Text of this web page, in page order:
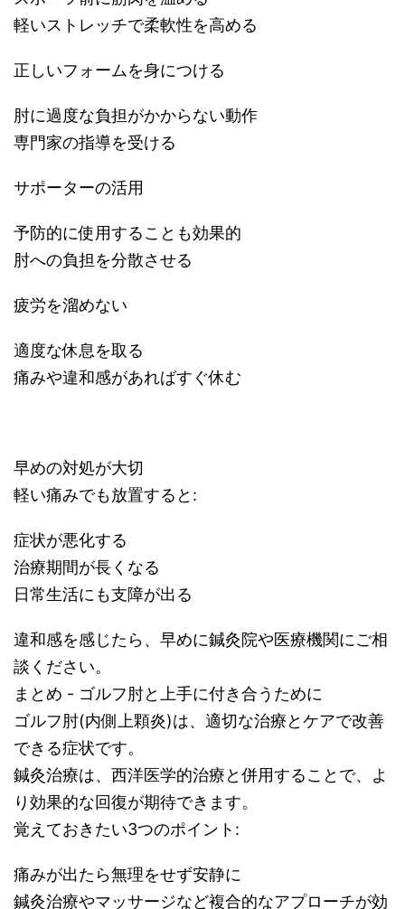
軽いストレッチで柔軟性を高める
正しいフォームを身につける
肘に過度な負担がかからない動作
専門家の指導を受ける
サポーターの活用
予防的に使用することも効果的
肘への負担を分散させる
疲労を溜めない
適度な休息を取る
痛みや違和感があればすぐ休む
早めの対処が大切
軽い痛みでも放置すると:
症状が悪化する
治療期間が長くなる
日常生活にも支障が出る
違和感を感じたら、早めに鍼灸院や医療機関にご相
談ください。
まとめ - ゴルフ肘と上手に付き合うために
ゴルフ肘(内側上顆炎)は、適切な治療とケアで改善
できる症状です。
鍼灸治療は、西洋医学的治療と併用することで、よ
り効果的な回復が期待できます。
覚えておきたい3つのポイント:
痛みが出たら無理をせず安静に
鍼灸治療やマッサージなど複合的なアプローチが効